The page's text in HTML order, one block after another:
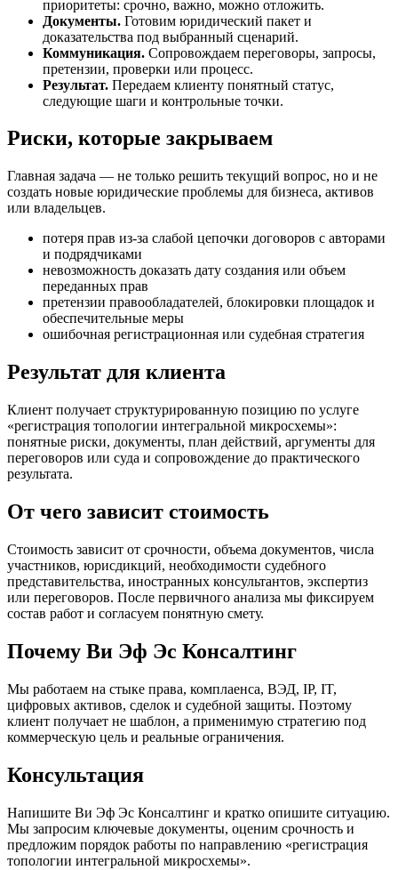
приоритеты: срочно, важно, можно отложить.
Документы. Готовим юридический пакет и
доказательства под выбранный сценарий.
Коммуникация. Сопровождаем переговоры, запросы,
претензии, проверки или процесс.
Результат. Передаем клиенту понятный статус,
следующие шаги и контрольные точки.
Риски, которые закрываем
Главная задача — не только решить текущий вопрос, но и не
создать новые юридические проблемы для бизнеса, активов
или владельцев.
потеря прав из-за слабой цепочки договоров с авторами
и подрядчиками
невозможность доказать дату создания или объем
переданных прав
претензии правообладателей, блокировки площадок и
обеспечительные меры
ошибочная регистрационная или судебная стратегия
Результат для клиента
Клиент получает структурированную позицию по услуге
«регистрация топологии интегральной микросхемы»:
понятные риски, документы, план действий, аргументы для
переговоров или суда и сопровождение до практического
результата.
От чего зависит стоимость
Стоимость зависит от срочности, объема документов, числа
участников, юрисдикций, необходимости судебного
представительства, иностранных консультантов, экспертиз
или переговоров. После первичного анализа мы фиксируем
состав работ и согласуем понятную смету.
Почему Ви Эф Эс Консалтинг
Мы работаем на стыке права, комплаенса, ВЭД, IP, IT,
цифровых активов, сделок и судебной защиты. Поэтому
клиент получает не шаблон, а применимую стратегию под
коммерческую цель и реальные ограничения.
Консультация
Напишите Ви Эф Эс Консалтинг и кратко опишите ситуацию.
Мы запросим ключевые документы, оценим срочность и
предложим порядок работы по направлению «регистрация
топологии интегральной микросхемы».